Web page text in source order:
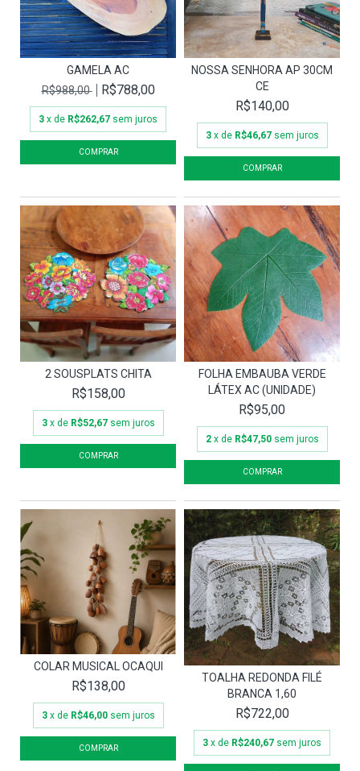
GAMELA AC
R$988,00
R$788,00
3 x de R$262,67 sem juros
NOSSA SENHORA AP 30CM
CE
R$140,00
3 x de R$46,67 sem juros
2 SOUSPLATS CHITA
R$158,00
3 x de R$52,67 sem juros
FOLHA EMBAUBA VERDE
LÁTEX AC (UNIDADE)
R$95,00
2 x de R$47,50 sem juros
COLAR MUSICAL OCAQUI
R$138,00
3 x de R$46,00 sem juros
TOALHA REDONDA FILÉ
BRANCA 1,60
R$722,00
3 x de R$240,67 sem juros